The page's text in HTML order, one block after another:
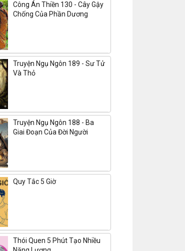
Công Án Thiền 130 - Cây Gậy
Chống Của Phần Dương
Truyện Ngụ Ngôn 189 - Sư Tử
Và Thỏ
Truyện Ngụ Ngôn 188 - Ba
Giai Đoạn Của Đời Người
Quy Tắc 5 Giờ
Thói Quen 5 Phút Tạo Nhiều